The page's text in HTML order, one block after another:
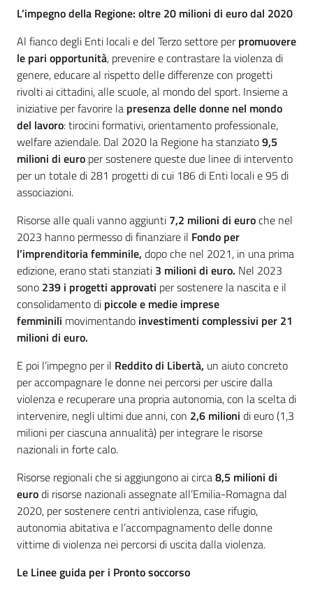
L’impegno della Regione: oltre 20 milioni di euro dal 2020
Al fianco degli Enti locali e del Terzo settore perpromuovere
le pari opportunità, prevenire e contrastare la violenza di
genere, educare al rispetto delle differenze con progetti
rivolti ai cittadini, alle scuole, al mondo del sport. Insieme a
iniziative per favorire la presenza delle donne nel mondo
del lavoro: tirocini formativi, orientamento professionale,
welfare aziendale. Dal 2020 la Regione ha stanziato9,5
milioni di euro per sostenere queste due linee di intervento
per un totale di 281 progetti di cui 186 di Enti locali e 95 di
associazioni.
Risorse alle quali vanno aggiunti 7,2 milioni di euroche nel
2023 hanno permesso di finanziare il Fondo per
l’imprenditoria femminile, dopo che nel 2021, in una prima
edizione, erano stati stanziati 3 milioni di euro. Nel 2023
sono 239 i progetti approvati per sostenere la nascita e il
consolidamento di piccole e medie imprese
femminili movimentando investimenti complessivi per 21
milioni di euro.
E poi l’impegno per il Reddito di Libertà, un aiuto concreto
per accompagnare le donne nei percorsi per uscire dalla
violenza e recuperare una propria autonomia, con la scelta di
intervenire, negli ultimi due anni, con 2,6 milioni di euro (1,3
milioni per ciascuna annualità) per integrare le risorse
nazionali in forte calo.
Risorse regionali che si aggiungono ai circa8,5 milioni di
eurodi risorse nazionali assegnate all’Emilia-Romagna dal
2020, per sostenere centri antiviolenza, case rifugio,
autonomia abitativa e l’accompagnamento delle donne
vittime di violenza nei percorsi di uscita dalla violenza.
Le Linee guida per i Pronto soccorso